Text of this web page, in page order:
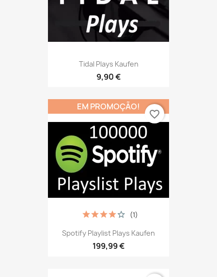
Tidal Plays Kaufen
9,90 €
Spotify Playlist Plays Kaufen
199,99 €
(1)
EM PROMOÇÃO!
favorite_border